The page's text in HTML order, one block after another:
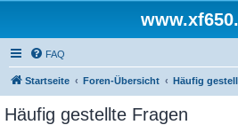
FAQ
Startseite Foren-Übersicht Häufig
Häufig gestellte Fragen